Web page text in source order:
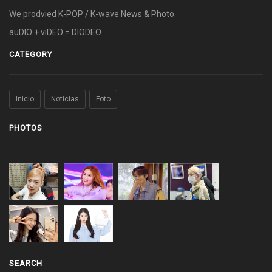
We prodvied K-POP / K-wave News & Photo.
auDIO + viDEO = DIODEO
CATEGORY
Inicio Noticias Foto
PHOTOS
SEARCH